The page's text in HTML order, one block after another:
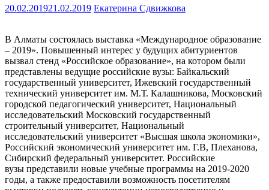
20.02.201921.02.2019 Екатерина Сдвижкова
В Алматы состоялась выставка «Международное образование
– 2019». Повышенный интерес у будущих абитуриентов
вызвал стенд «Российское образование», на котором были
представлены ведущие российские вузы: Байкальский
государственный университет, Ижевский государственный
технический университет им. М.Т. Калашникова, Московский
городской педагогический университет, Национальный
исследовательский Московский государственный
строительный университет, Национальный
исследовательский университет «Высшая школа экономики»,
Российский экономический университет им. Г.В, Плеханова,
Сибирский федеральный университет. Российские
вузы представили новые учебные программы на 2019-2020
годы, а также предоставили возможность посетителям